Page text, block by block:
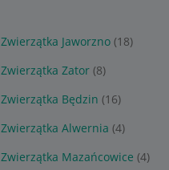
Zwierzątka Jaworzno (18)
Zwierzątka Zator (8)
Zwierzątka Będzin (16)
Zwierzątka Alwernia (4)
Zwierzątka Mazańcowice (4)